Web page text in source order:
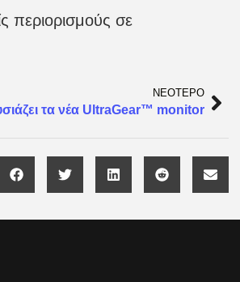
περιορισμούς σε
ΝΕΟΤΕΡΟ
τα νέα UltraGear™ monitor